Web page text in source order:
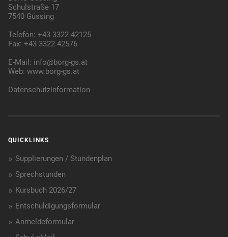
Schulstraße 17
7540 Güssing
Telefon: +43 3322 42125
Fax: +43 3322 42576
E-Mail: info@borg-gs.at
Web:www.borg-gs.at
Datenschutzinformation
QUICKLINKS
Supplierungen / Stundenplan
Sprechstunden
Kursbuch 2026/27
Entschuldigungsformular
Anmeldeformular